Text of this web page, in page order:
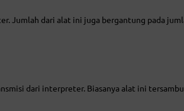
Jumlah dari alat ini juga bergantung pada
dari interpreter. Biasanya alat ini